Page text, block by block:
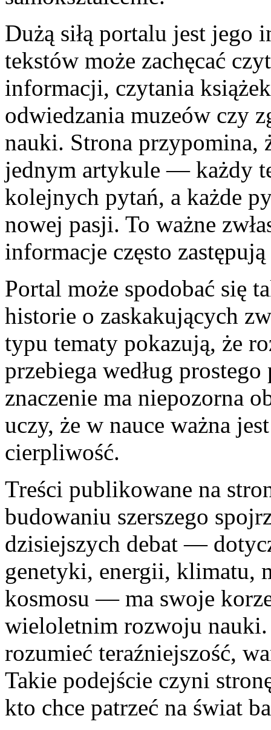
Dużą siłą portalu jest jego
tekstów może zachęcać
informacji, czytania
odwiedzania muzeów czy
nauki. Strona przypomina,
jednym artykule — każdy
kolejnych pytań, a każde
nowej pasji. To ważne
informacje często
Portal może spodobać się
historie o zaskakujących
typu tematy pokazują, że
przebiega według
znaczenie ma niepozorna
uczy, że w nauce ważna
cierpliwość.
Treści publikowane na
budowaniu szerszego
dzisiejszych debat —
genetyki, energii, klimatu,
kosmosu — ma swoje
wieloletnim rozwoju
rozumieć teraźniejszość,
Takie podejście czyni
kto chce patrzeć na świat